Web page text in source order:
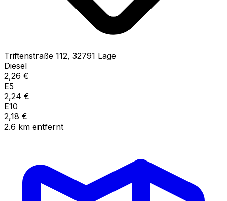
Triftenstraße 112, 32791 Lage
Diesel
2,26 €
E5
2,24 €
E10
2,18 €
2.6 km entfernt